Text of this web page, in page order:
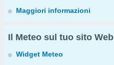
Maggiori informazioni
Il Meteo sul tuo sito Web
Widget Meteo